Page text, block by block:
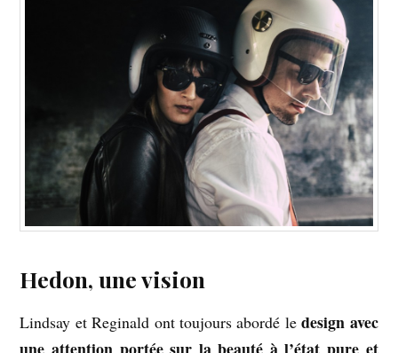
Hedon, une vision
Lindsay et Reginald ont toujours abordé ledesign avec